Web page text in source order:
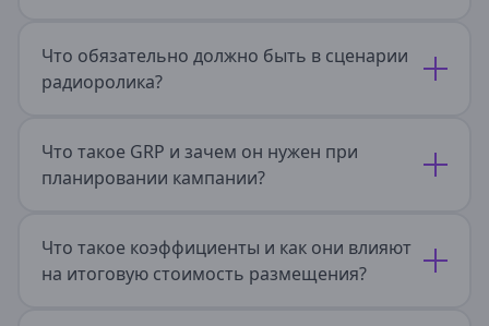
Что обязательно должно быть в сценарии
радиоролика?
Что такое GRP и зачем он нужен при
планировании кампании?
Что такое коэффициенты и как они влияют
на итоговую стоимость размещения?
Нижние Серги
Нижний Тагил
Новоуральск
Первоуральск
Полевской
Североуральск
Серов